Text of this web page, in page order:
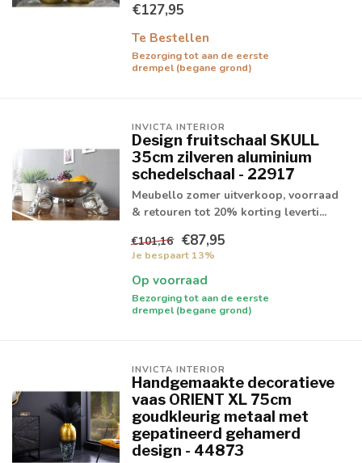
€127,95
Te Bestellen
Bezorging tot aan de eerste
drempel (begane grond)
INVICTA INTERIOR
Design fruitschaal SKULL
35cm zilveren aluminium
schedelschaal - 22917
Meubello zomer uitverkoop, voorraad
& retouren tot 20% korting leverti...
€101,16 €87,95
Je bespaart 13%
Op voorraad
Bezorging tot aan de eerste
drempel (begane grond)
INVICTA INTERIOR
Handgemaakte decoratieve
vaas ORIENT XL 75cm
goudkleurig metaal met
gepatineerd gehamerd
design - 44873